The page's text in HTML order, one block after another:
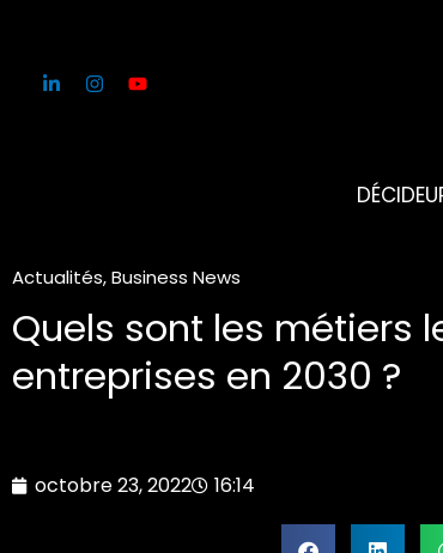
contenu
Actualités,Business News
Quels sont les métiers
entreprises en 2030 ?
octobre 23, 2022 16:14